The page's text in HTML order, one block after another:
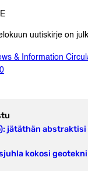
uutiskirje on
& Information
jätäthän abstraktisi
kokosi